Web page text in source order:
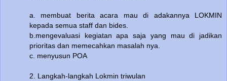
a. membuat berita acara mau di adakannya LOKMIN
kepada semua staff dan bides.
b.mengevaluasi kegiatan apa saja yang mau di jadikan
prioritas dan memecahkan masalah nya.
c. menyusun POA
2. Langkah-langkah Lokmin triwulan